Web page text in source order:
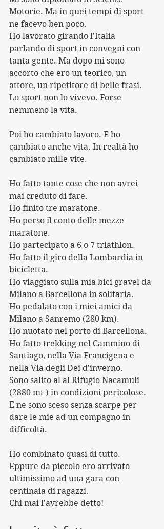
Motorie. Ma in quei tempi di sport
ne facevo ben poco.
Ho lavorato girando l'Italia
parlando di sport in convegni con
tanta gente. Ma dopo mi sono
accorto che ero un teorico, un
attore, un ripetitore di belle frasi.
Lo sport non lo vivevo. Forse
nemmeno la vita.
Poi ho cambiato lavoro. E ho
cambiato anche vita. In realtà ho
cambiato mille vite.
Ho fatto tante cose che non avrei
mai creduto di fare.
Ho finito tre maratone.
Ho perso il conto delle mezze
maratone.
Ho partecipato a 6 o 7 triathlon.
Ho fatto il giro della Lombardia in
bicicletta.
Ho viaggiato sulla mia bici gravel da
Milano a Barcellona in solitaria.
Ho pedalato con i miei amici da
Milano a Sanremo (280 km).
Ho nuotato nel porto di Barcellona.
Ho fatto trekking nel Cammino di
Santiago, nella Via Francigena e
nella Via degli Dei d'inverno.
Sono salito al al Rifugio Nacamuli
(2880 mt ) in condizioni pericolose.
E ne sono sceso senza scarpe per
dare le mie ad un compagno in
difficoltà.
Ho combinato quasi di tutto.
Eppure da piccolo ero arrivato
ultimissimo ad una gara con
centinaia di ragazzi.
Chi mai l'avrebbe detto!